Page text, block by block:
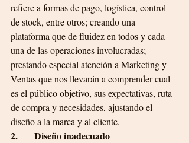
refiere a formas de pago, logística, control
de stock, entre otros; creando una
plataforma que de fluidez en todos y cada
una de las operaciones involucradas;
prestando especial atención a Marketing y
Ventas que nos llevarán a comprender cual
es el público objetivo, sus expectativas, ruta
de compra y necesidades, ajustando el
diseño a la marca y al cliente.
2.       Diseño inadecuado